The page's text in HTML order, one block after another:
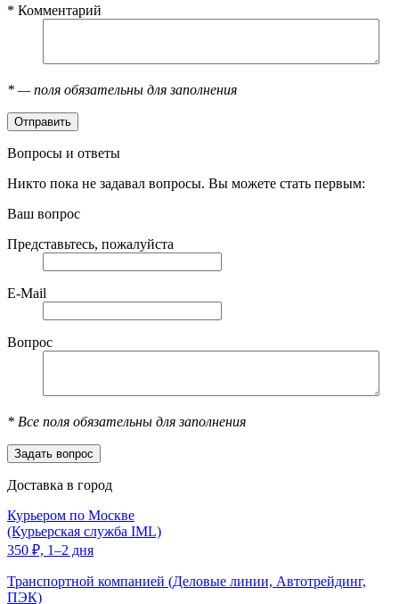
* Комментарий
* — поля обязательны для заполнения
Вопросы и ответы
Никто пока не задавал вопросы. Вы можете стать первым:
Ваш вопрос
Представьтесь, пожалуйста
E-Mail
Вопрос
* Все поля обязательны для заполнения
Доставка в город
Курьером по Москве
(Курьерская служба IML)
350 ₽, 1–2 дня
Транспортной компанией (Деловые линии, Автотрейдинг,
ПЭК)